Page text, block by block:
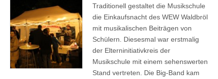
Windeck
Ruppichteroth
Wiehl
Traditionell gestaltet die Musikschule
die Einkaufsnacht des WEW Waldbröl
mit musikalischen Beiträgen von
Schülern. Diesesmal war erstmalig
der Elterninitiativkreis der
Musikschule mit einem sehenswerten
Stand vertreten. Die Big-Band kam